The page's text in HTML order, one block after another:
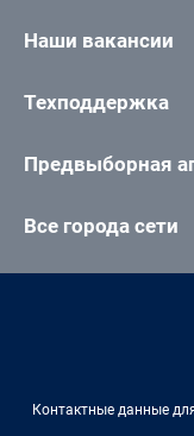
Наши вакансии
Техподдержка
Предвыборная
Все города сети
Контактные данные